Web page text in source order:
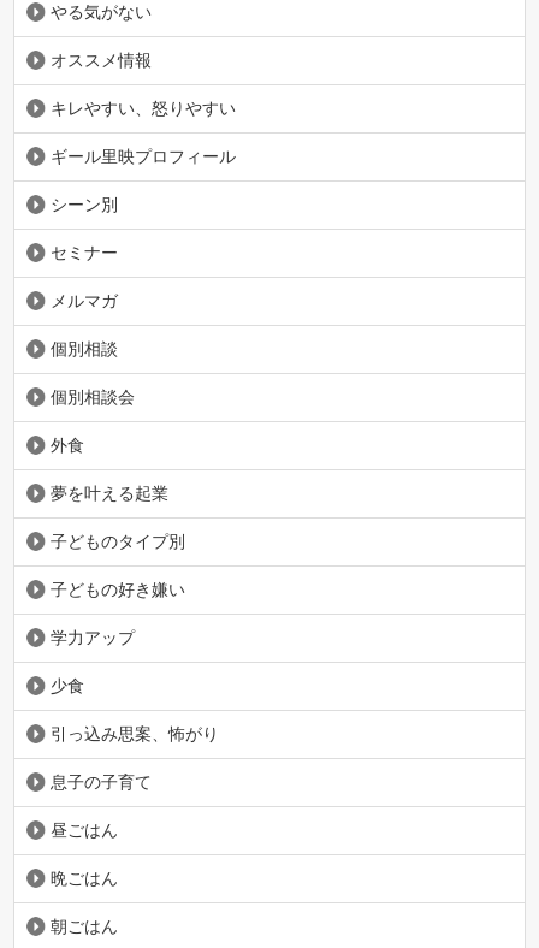
やる気がない
オススメ情報
キレやすい、怒りやすい
ギール里映プロフィール
シーン別
セミナー
メルマガ
個別相談
個別相談会
外食
夢を叶える起業
子どものタイプ別
子どもの好き嫌い
学力アップ
少食
引っ込み思案、怖がり
息子の子育て
昼ごはん
晩ごはん
朝ごはん